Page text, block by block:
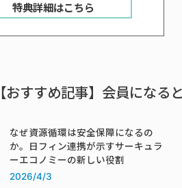
特典詳細はこちら
【おすすめ記事】会員になる
なぜ資源循環は安全保障になるの
か。日フィン連携が示すサーキュラ
ーエコノミーの新しい役割
2026/4/3